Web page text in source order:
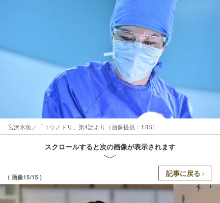
宮沢氷魚／「コウノドリ」第4話より（画像提供：TBS）
スクロールすると次の画像が表示されます
( 画像15/15 ) 記事に戻る